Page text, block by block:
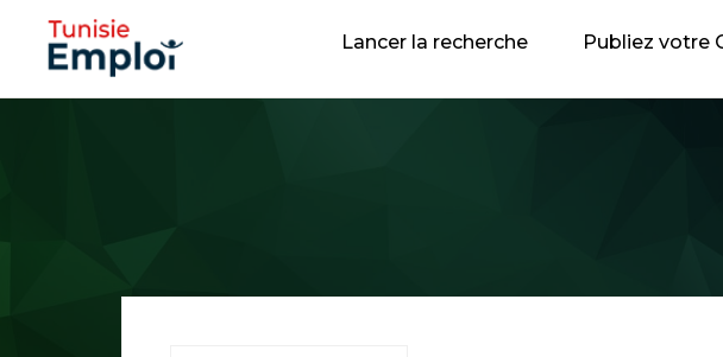
Lancer la recherche Publiez votre